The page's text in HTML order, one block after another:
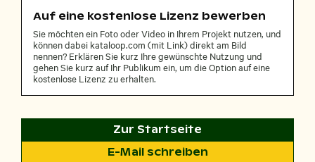
Auf eine kostenlose Lizenz bewerben
Sie möchten ein Foto oder Video in Ihrem Projekt nutzen, und
können dabei kataloop.com (mit Link) direkt am Bild
nennen? Erklären Sie kurz Ihre gewünschte Nutzung und
gehen Sie kurz auf Ihr Publikum ein, um die Option auf eine
kostenlose Lizenz zu erhalten.
Zur Startseite
E-Mail schreiben